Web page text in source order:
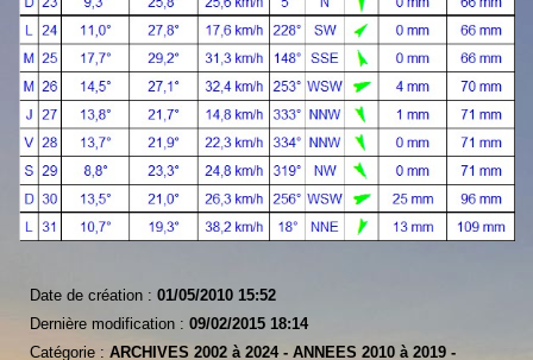
Date de création : 01/05/2010 15:52
Dernière modification : 09/02/2015 18:14
Catégorie : ARCHIVES 2002 à 2024 - ANNEES 2010 à 2019 -